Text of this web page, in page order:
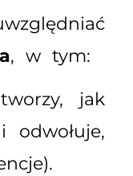
, w tym:
jak
odwołuje,